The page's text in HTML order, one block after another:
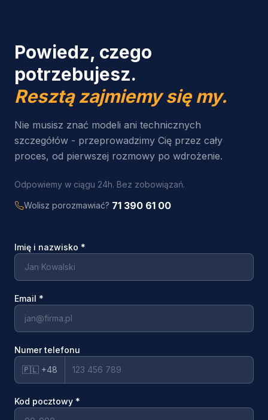
Powiedz, czego
potrzebujesz.
Resztą zajmiemy się my.
Nie musisz znać modeli ani technicznych
szczegółów - przeprowadzimy Cię przez cały
proces, od pierwszej rozmowy po wdrożenie.
Odpowiemy w ciągu 24h. Bez zobowiązań.
Wolisz porozmawiać? 71 390 61 00
Imię i nazwisko *
Email *
Numer telefonu
🇵🇱 +48
Kod pocztowy *